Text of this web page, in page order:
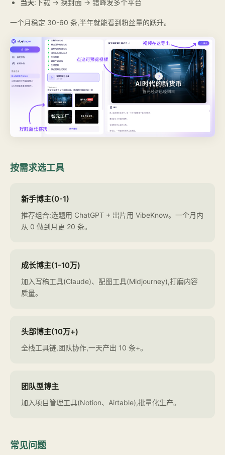
当天:下载 → 换封面 → 错峰发多个平台
一个月稳定 30-60 条,半年就能看到粉丝量的跃升。
按需求选工具
新手博主(0-1)
推荐组合:选题用 ChatGPT + 出片用 VibeKnow。一个月内
从 0 做到月更 20 条。
成长博主(1-10万)
加入写稿工具(Claude)、配图工具(Midjourney),打磨内容
质量。
头部博主(10万+)
全栈工具链,团队协作,一天产出 10 条+。
团队型博主
加入项目管理工具(Notion、Airtable),批量化生产。
常见问题